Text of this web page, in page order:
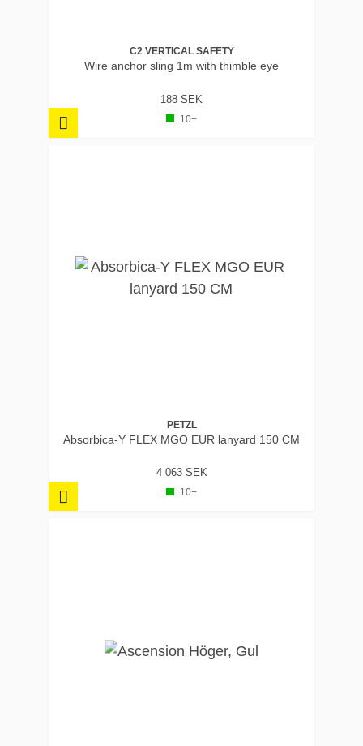
C2 VERTICAL SAFETY
Wire anchor sling 1m with thimble eye
188 SEK
10+
PETZL
Absorbica-Y FLEX MGO EUR lanyard 150 CM
4 063 SEK
10+